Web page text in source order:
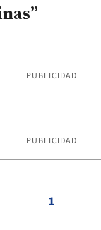
PUBLICIDAD
PUBLICIDAD
1